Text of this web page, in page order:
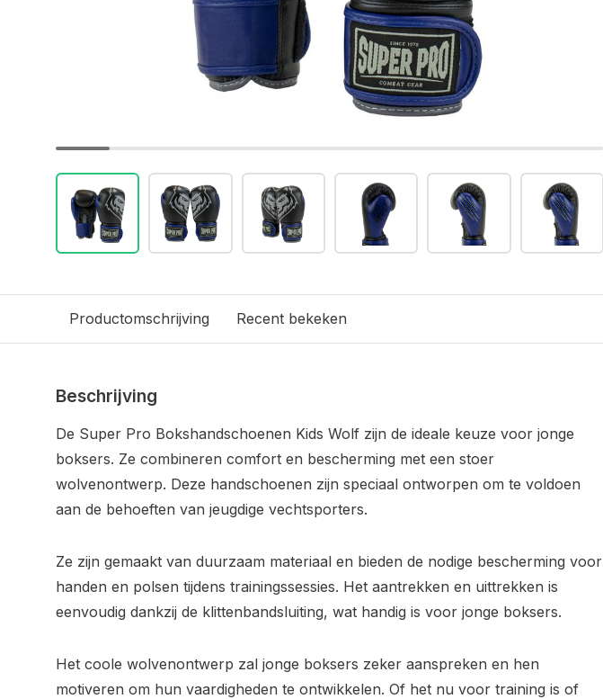
Productomschrijving Recent bekeken
Beschrijving
De Super Pro Bokshandschoenen Kids Wolf zijn de ideale keuze voor jonge
boksers. Ze combineren comfort en bescherming met een stoer
wolvenontwerp. Deze handschoenen zijn speciaal ontworpen om te voldoen
aan de behoeften van jeugdige vechtsporters.
Ze zijn gemaakt van duurzaam materiaal en bieden de nodige bescherming voor
handen en polsen tijdens trainingssessies. Het aantrekken en uittrekken is
eenvoudig dankzij de klittenbandsluiting, wat handig is voor jonge boksers.
Het coole wolvenontwerp zal jonge boksers zeker aanspreken en hen
motiveren om hun vaardigheden te ontwikkelen. Of het nu voor training is of